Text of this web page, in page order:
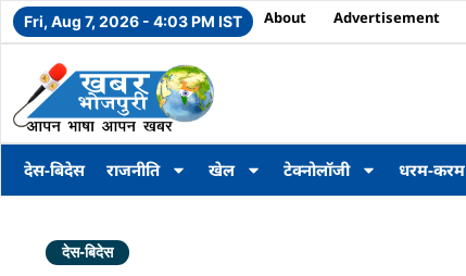
Fri, Aug 7, 2026 - 4:03 PM IST About Advertisement
देस-बिदेस राजनीति खेल टेक्नोलॉजी धरम-करम
देस-बिदेस